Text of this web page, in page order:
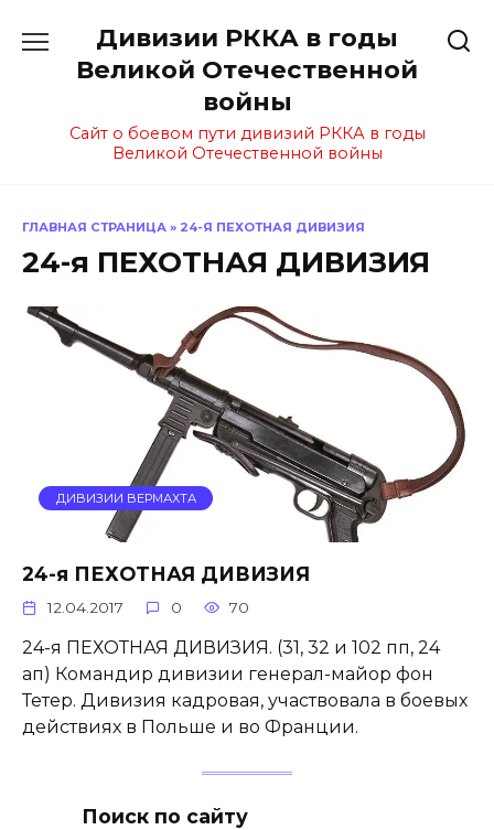
содержанию
Дивизии РККА в годы
Великой Отечественной
войны
Сайт о боевом пути дивизий РККА в годы
Великой Отечественной войны
ГЛАВНАЯ СТРАНИЦА » 24-Я ПЕХОТНАЯ ДИВИЗИЯ
24-я ПЕХОТНАЯ ДИВИЗИЯ
ДИВИЗИИ ВЕРМАХТА
24-я ПЕХОТНАЯ ДИВИЗИЯ
12.04.2017 0 70
24-я ПЕХОТНАЯ ДИВИЗИЯ. (31, 32 и 102 пп, 24
ап) Командир дивизии генерал-майор фон
Тетер. Дивизия кадровая, участвовала в боевых
действиях в Польше и во Франции.
Поиск по сайту